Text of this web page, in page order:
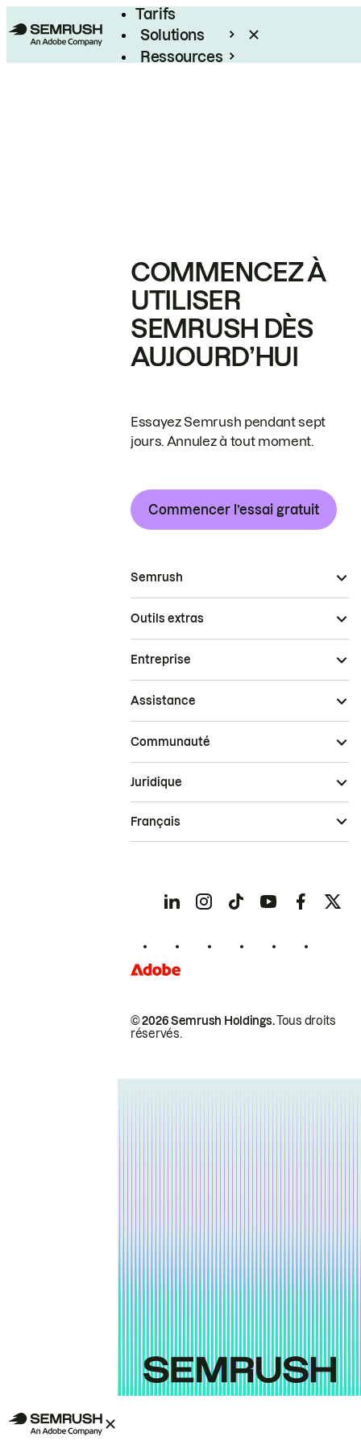
Tarifs
Solutions
Ressources
COMMENCEZ À
UTILISER
SEMRUSH DÈS
AUJOURD’HUI
Essayez Semrush pendant sept
jours. Annulez à tout moment.
Commencer l’essai gratuit
Semrush
Outils extras
Entreprise
Assistance
Communauté
© 2026 Semrush Holdings.Tous droits
réservés.
Juridique
Français